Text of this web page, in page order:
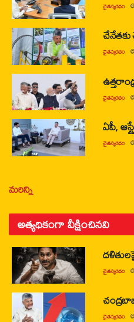
చైతన్యరధం @
చైతన్యరధం @
చైతన్యరధం @
ఏపీ,
చైతన్యరధం @
మరిన్ని
అత్యధికంగా వీక్షించినవి
చైతన్యరధం @
చైతన్యరధం @